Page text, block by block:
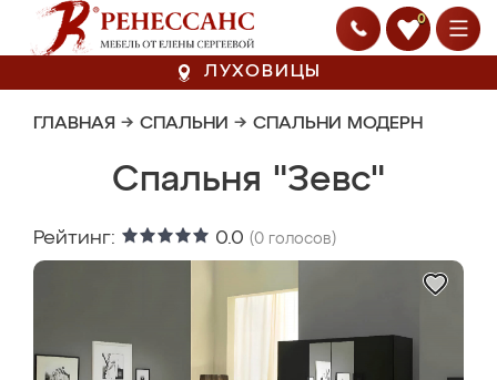
0
ЛУХОВИЦЫ
ГЛАВНАЯ → СПАЛЬНИ → СПАЛЬНИ МОДЕРН
Спальня "Зевс"
Рейтинг: 0.0 (0 голосов)